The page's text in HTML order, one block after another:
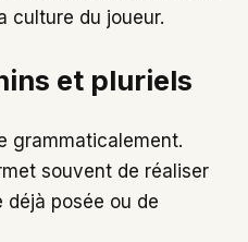
culture du joueur.
et pluriels
grammaticalement.
souvent de réaliser
posée ou de